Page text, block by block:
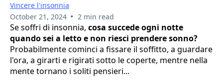
Vincere l'insonnia
October 21, 2024 • 2 min read
Se soffri di insonnia, cosa succede ogni notte
quando sei a letto e non riesci prendere sonno?
Probabilmente cominci a fissare il soffitto, a guardare
l'ora, a girarti e rigirati sotto le coperte, mentre nella
mente tornano i soliti pensieri...